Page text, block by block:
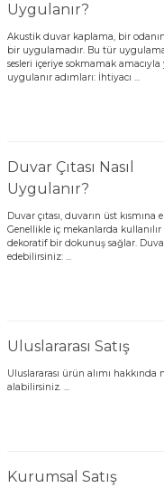
Uygulanır?
Akustik duvar kaplama, bir odanın
bir uygulamadır. Bu tür
sesleri içeriye sokmamak
uygulanır adımları: İhtiyacı ...
Duvar Çıtası Nasıl
Uygulanır?
Duvar çıtası, duvarın üst
Genellikle iç mekanlarda
dekoratif bir dokunuş sağlar.
edebilirsiniz: ...
Uluslararası Satış
Uluslararası ürün alımı
alabilirsiniz. ...
Kurumsal Satış